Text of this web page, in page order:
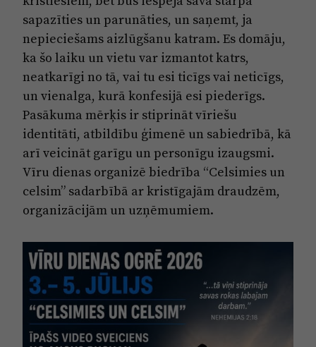
sapazīties un parunāties, un saņemt, ja
nepieciešams aizlūgšanu katram. Es domāju,
ka šo laiku un vietu var izmantot katrs,
neatkarīgi no tā, vai tu esi ticīgs vai neticīgs,
un vienalga, kurā konfesijā esi piederīgs.
Pasākuma mērķis ir stiprināt vīriešu
identitāti, atbildību ģimenē un sabiedrībā, kā
arī veicināt garīgu un personīgu izaugsmi.
Vīru dienas organizē biedrība “Celsimies un
celsim” sadarbībā ar kristīgajām draudzēm,
organizācijām un uzņēmumiem.